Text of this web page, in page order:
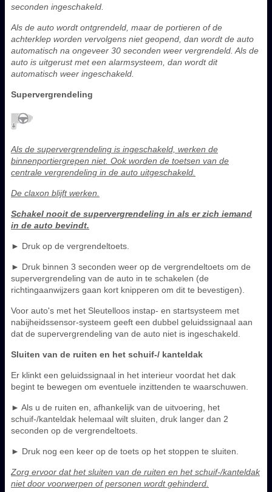
seconden ingeschakeld.
Als de auto wordt ontgrendeld, maar de portieren of de
achterklep worden vervolgens niet geopend, dan wordt de auto
automatisch na ongeveer 30 seconden weer vergrendeld. Als de
auto is uitgerust met een alarmsysteem, dan wordt dit
automatisch weer ingeschakeld.
Supervergrendeling
Als de supervergrendeling is ingeschakeld, werken de
binnenportiergrepen niet. Ook worden de toetsen van de
centrale vergrendeling in de auto uitgeschakeld.
De claxon blijft werken.
Schakel nooit de supervergrendeling in als er zich iemand
in de auto bevindt.
► Druk op de vergrendeltoets.
► Druk binnen 3 seconden weer op de vergrendeltoets om de
supervergrendeling van de auto in te schakelen (de
richtingaanwijzers gaan kort knipperen om dit te bevestigen).
Voor auto's met het Sleutelloos instap- en startsysteem met
nabijheidssensor-systeem geeft een dubbel geluidssignaal aan
dat de supervergrendeling van de auto niet is ingeschakeld.
Sluiten van de ruiten en het schuif-/ kanteldak
Er klinkt een geluidssignaal in het interieur voordat het dak
begint te bewegen om eventuele inzittenden te waarschuwen.
► Als u de ruiten en, afhankelijk van de uitvoering, het
schuif-/kanteldak helemaal wilt sluiten, druk langer dan 2
seconden op de vergrendeltoets.
► Druk nog een keer op de toets op het stoppen te sluiten.
Zorg ervoor dat het sluiten van de ruiten en het schuif-/kanteldak
niet door voorwerpen of personen wordt gehinderd.